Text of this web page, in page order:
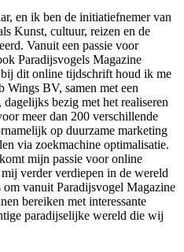
en ik ben de initiatiefnemer van
Kunst, cultuur, reizen en de
Vanuit een passie voor
Paradijsvogels Magazine
dit online tijdschrift houd ik me
Wings BV, samen met een
bezig met het realiseren
meer dan 200 verschillende
op duurzame marketing
via zoekmachine optimalisatie.
mijn passie voor online
verder verdiepen in de wereld
vanuit Paradijsvogel Magazine
bereiken met interessante
paradijselijke wereld die wij